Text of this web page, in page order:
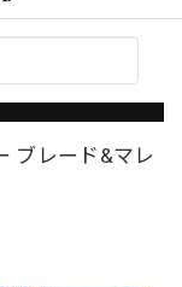
ブレード&マレ